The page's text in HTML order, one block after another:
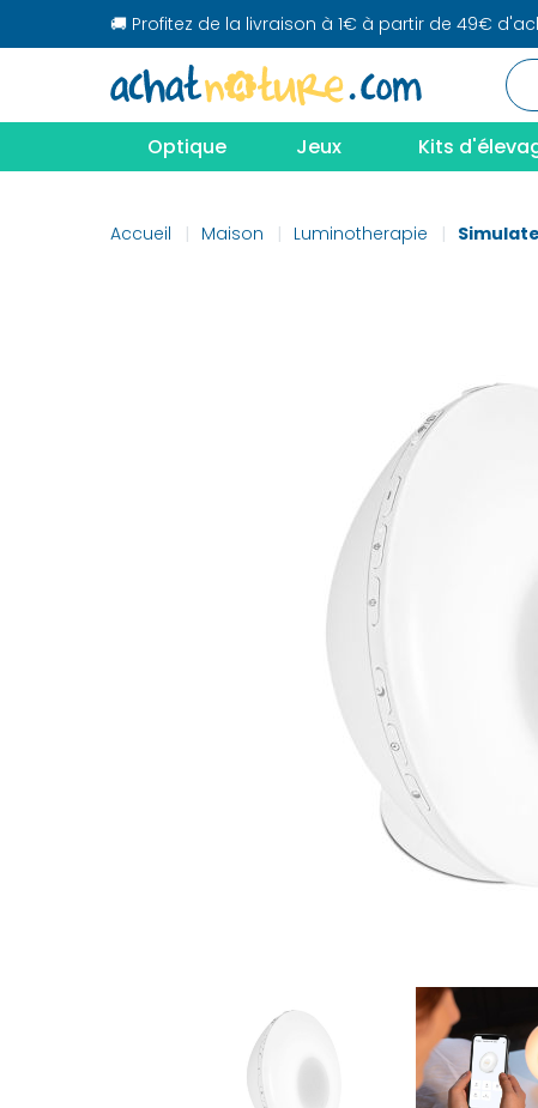
🚚 Profitez de la livraison à 1€ à partir de 49€
Optique Jeux Kits
Accueil Maison Luminotherapie